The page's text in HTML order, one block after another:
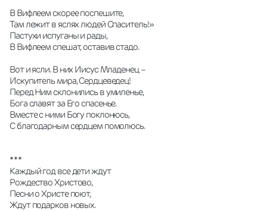
В Вифлеем скорее поспешите,
Там лежит в яслях людей Спаситель!»
Пастухи испуганы и рады,
В Вифлеем спешат, оставив стадо.
Вот и ясли. В них Иисус Младенец –
Искупитель мира, Сердцеведец!
Перед Ним склонились в умиленье,
Бога славят за Его спасенье.
Вместе с ними Богу поклонюсь,
С благодарным сердцем помолюсь.
* * *
Каждый год все дети ждут
Рождество Христово,
Песни о Христе поют,
Ждут подарков новых.